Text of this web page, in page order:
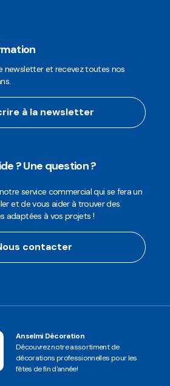
newsletter et recevez toutes nos
à la newsletter
? Une question ?
service commercial qui se fera un
et de vous aider à trouver des
adaptées à vos projets !
contacter
Anselmi Décoration
Découvrez notre assortiment de
décorations professionnelles pour les
fêtes de fin d'année!